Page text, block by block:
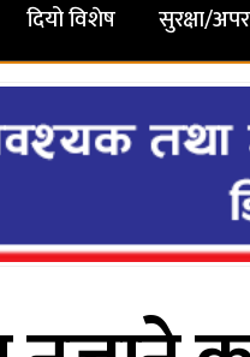
दियो विशेष सुरक्षा/